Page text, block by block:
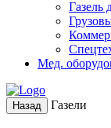
Газель
Мед.
Назад Газели